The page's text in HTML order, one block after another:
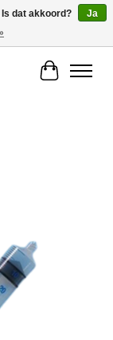
in huis
dat akkoord?
Ja